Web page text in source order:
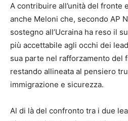
A contribuire all’unità del fronte
anche Meloni che, secondo AP
sostegno all’Ucraina ha reso il
più accettabile agli occhi dei
sua parte nel rafforzamento del
restando allineata al pensiero
immigrazione e sicurezza.
Al di là del confronto tra i due